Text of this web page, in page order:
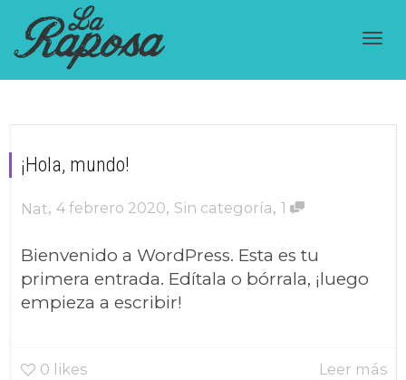
¡Hola, mundo!
Nat, 4 febrero 2020, Sin categoría, 1
Bienvenido a WordPress. Esta es tu
primera entrada. Edítala o bórrala, ¡luego
empieza a escribir!
0 likes Leer más